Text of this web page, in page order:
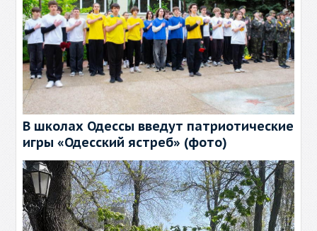
В школах Одессы введут патриотические
игры «Одесский ястреб» (фото)